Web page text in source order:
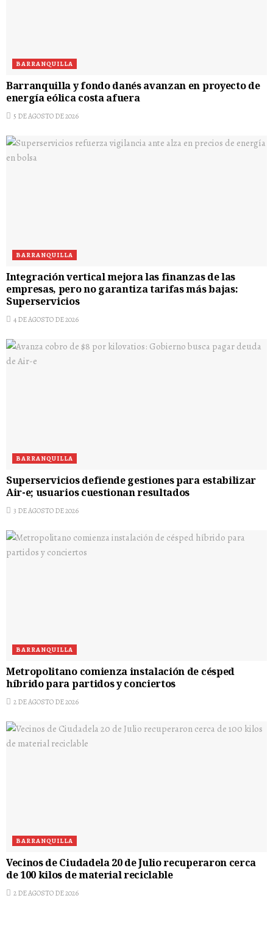
BARRANQUILLA
Barranquilla y fondo danés avanzan en proyecto de
energía eólica costa afuera
5 DE AGOSTO DE 2026
BARRANQUILLA
Integración vertical mejora las finanzas de las
empresas, pero no garantiza tarifas más bajas:
Superservicios
4 DE AGOSTO DE 2026
BARRANQUILLA
Superservicios defiende gestiones para estabilizar
Air-e; usuarios cuestionan resultados
3 DE AGOSTO DE 2026
BARRANQUILLA
Metropolitano comienza instalación de césped
híbrido para partidos y conciertos
2 DE AGOSTO DE 2026
BARRANQUILLA
Vecinos de Ciudadela 20 de Julio recuperaron cerca
de 100 kilos de material reciclable
2 DE AGOSTO DE 2026